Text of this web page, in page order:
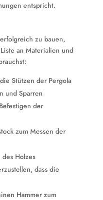
entspricht.
zu bauen,
an Materialien und
Stützen der Pergola
und Sparren
der
zum Messen der
Holzes
dass die
Hammer zum